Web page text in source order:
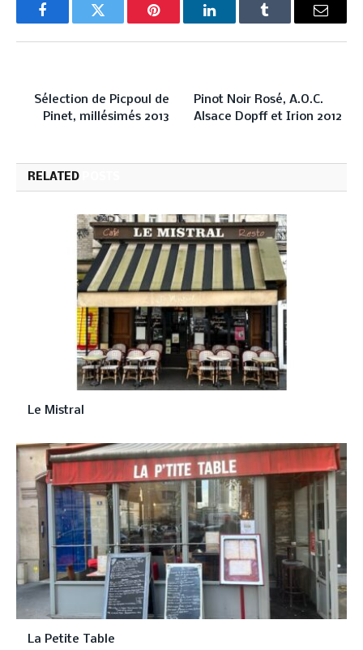
FacebookTwitter Pinterest LinkedInTumblr Email
Sélection de Picpoul de
Pinet, millésimés 2013
Pinot Noir Rosé, A.O.C.
Alsace Dopff et Irion 2012
RELATED
Le Mistral
La Petite Table